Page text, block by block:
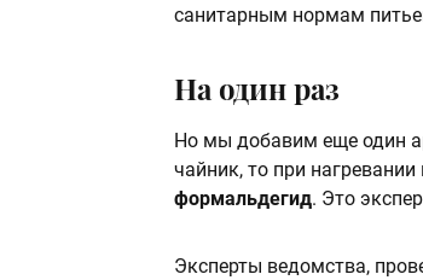
санитарным нормам
На один раз
Но мы добавим еще один
чайник, то при
формальдегид. Это
Эксперты ведомства,